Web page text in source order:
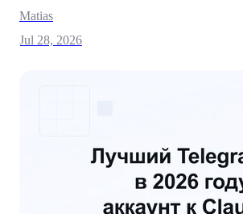
Matias
Jul 28, 2026